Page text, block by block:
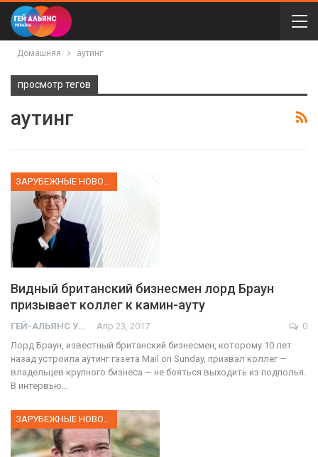
Домашняя аутинг
просмотр тегов
аутинг
Видный британский бизнесмен лорд Браун
призывает коллег к камин-ауту
ГЕЙ-АЛЬЯНС УКРАИНА Апр 23, 2017
0
Лорд Браун, известный британский бизнесмен, которому 10 лет
назад устроила аутинг газета Mail on Sunday, призвал коллег —
владельцев крупного бизнеса — не бояться выходить из подполья.
В интервью…
ЗАРУБЕЖНЫЕ НОВОСТИ